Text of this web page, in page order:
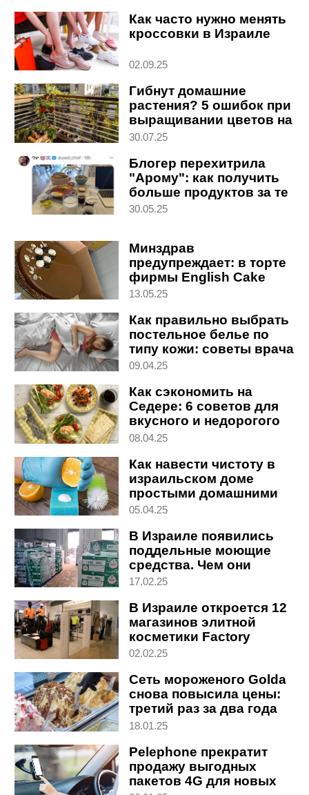
Как часто нужно менять
кроссовки в Израиле
02.09.25
Гибнут домашние
растения? 5 ошибок при
выращивании цветов на
балконе в Израиле
30.07.25
Блогер перехитрила
"Арому": как получить
больше продуктов за те
же деньги
30.05.25
Минздрав
предупреждает: в торте
фирмы English Cake
обнаружен рыбный
13.05.25
Как правильно выбрать
постельное белье по
типу кожи: советы врача
09.04.25
Как сэкономить на
Седере: 6 советов для
вкусного и недорогого
ужина в Песах
08.04.25
Как навести чистоту в
израильском доме
простыми домашними
средствами
05.04.25
В Израиле появились
поддельные моющие
средства. Чем они
опасны
17.02.25
В Израиле откроется 12
магазинов элитной
косметики Factory
Beauty
02.02.25
Сеть мороженого Golda
снова повысила цены:
третий раз за два года
18.01.25
Pelephone прекратит
продажу выгодных
пакетов 4G для новых